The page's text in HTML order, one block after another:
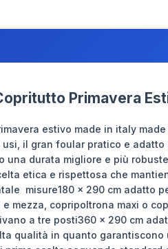
Primavera
estivo made in italy
il gran foular pratico e
durata migliore e più
etica e rispettosa che
misure180 x 290 cm adatto
mezza, copripoltrona maxi o
a tre posti360 x 290 cm
qualità in quanto